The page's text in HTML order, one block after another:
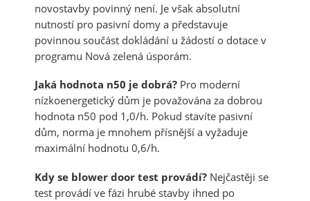
novostavby povinný není. Je však absolutní
nutností pro pasivní domy a představuje
povinnou součást dokládání u žádostí o dotace v
programu Nová zelená úsporám.
Jaká hodnota n50 je dobrá? Pro moderní
nízkoenergetický dům je považována za dobrou
hodnota n50 pod 1,0/h. Pokud stavíte pasivní
dům, norma je mnohem přísnější a vyžaduje
maximální hodnotu 0,6/h.
Kdy se blower door test provádí? Nejčastěji se
test provádí ve fázi hrubé stavby ihned po